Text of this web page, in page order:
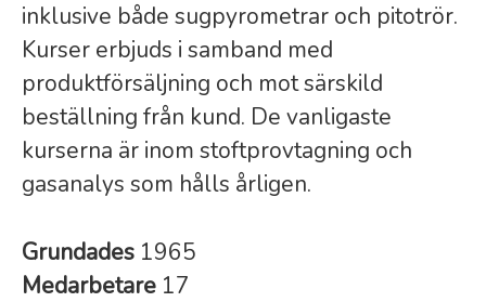
inklusive både sugpyrometrar och pitotrör.
Kurser erbjuds i samband med
produktförsäljning och mot särskild
beställning från kund. De vanligaste
kurserna är inom stoftprovtagning och
gasanalys som hålls årligen.
Grundades 1965
Medarbetare 17